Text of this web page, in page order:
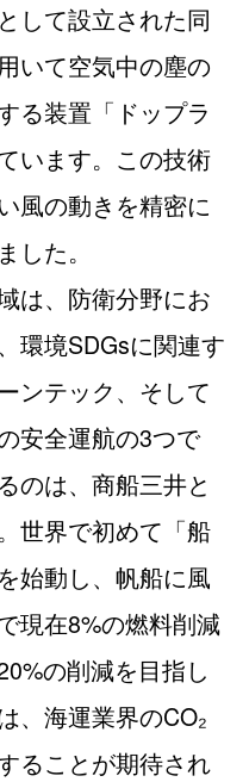
して設立された同
いて空気中の塵の
る装置「ドップラ
います。この技術
風の動きを精密に
した。
は、防衛分野にお
環境SDGsに関連す
ンテック、そして
安全運航の3つで
のは、商船三井と
世界で初めて「船
始動し、帆船に風
現在8%の燃料削減
の削減を目指し
、海運業界のCO₂
ることが期待され